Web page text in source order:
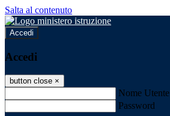
Salta al contenuto
Accedi
Accedi
button close ×
Nome Utente
Password